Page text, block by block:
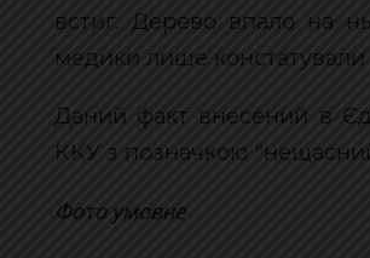
встиг. Дерево впало на
медики лише констатували
Даний факт внесений в
ККУ з позначкою
Фото умовне